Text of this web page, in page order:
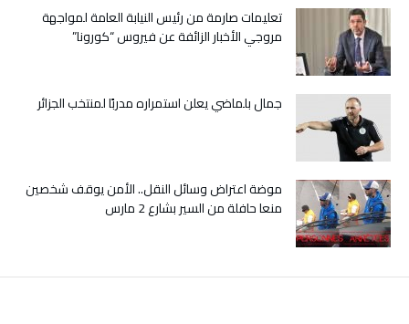
يناير
2026
تعليمات صارمة من رئيس النيابة العامة لمواجهة
مروجي الأخبار الزائفة عن فيروس “كورونا”
جمال بلماضي يعلن استمراره مدربًا لمنتخب الجزائر
موضة اعتراض وسائل النقل.. الأمن يوقف شخصين
منعا حافلة من السير بشارع 2 مارس